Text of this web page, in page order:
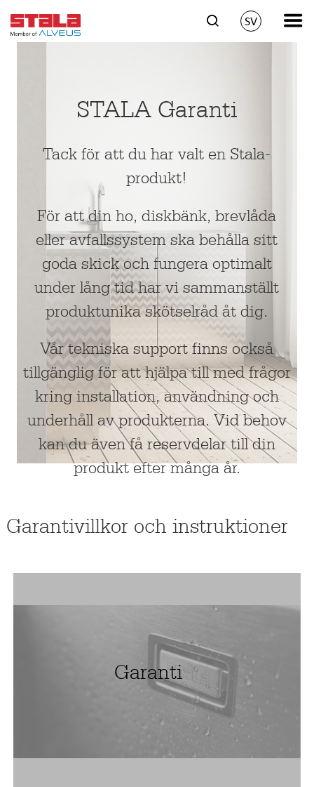
SV
STALA Garanti
Tack för att du har valt en Stala-
produkt!
För att din ho, diskbänk, brevlåda
eller avfallssystem ska behålla sitt
goda skick och fungera optimalt
under lång tid har vi sammanställt
produktunika skötselråd åt dig.
Vår tekniska support finns också
tillgänglig för att hjälpa till med frågor
kring installation, användning och
underhåll av produkterna. Vid behov
kan du även få reservdelar till din
produkt efter många år.
Garantivillkor och instruktioner
Garanti